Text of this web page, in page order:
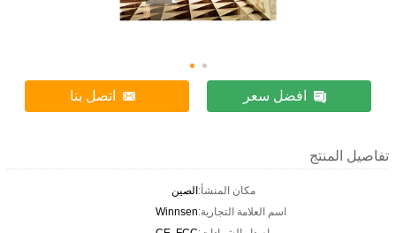
افضل سعر اتصل بنا
تفاصيل المنتج
مكان المنشأ:الصين
اسم العلامة التجارية:Winnsen